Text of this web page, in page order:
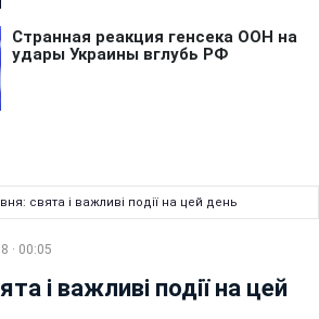
свята і важливі події на цей день
· 00:05
і важливі події на цей